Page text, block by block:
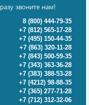
звоните нам!
8 (800) 444-79-35
+7 (812) 565-17-28
+7 (495) 150-44-35
+7 (863) 320-11-28
+7 (843) 500-59-35
+7 (343) 363-36-28
+7 (383) 388-53-28
+7 (4212) 98-88-35
+7 (365) 277-71-28
+7 (712) 312-32-06